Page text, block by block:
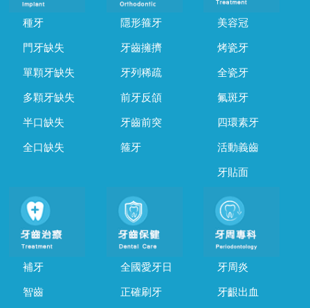
種牙
門牙缺失
單顆牙缺失
多顆牙缺失
半口缺失
全口缺失
隱形箍牙
牙齒擁擠
牙列稀疏
前牙反頜
牙齒前突
箍牙
美容冠
烤瓷牙
全瓷牙
氟斑牙
四環素牙
活動義齒
牙貼面
補牙
智齒
全國愛牙日
正確刷牙
牙周炎
牙齦出血